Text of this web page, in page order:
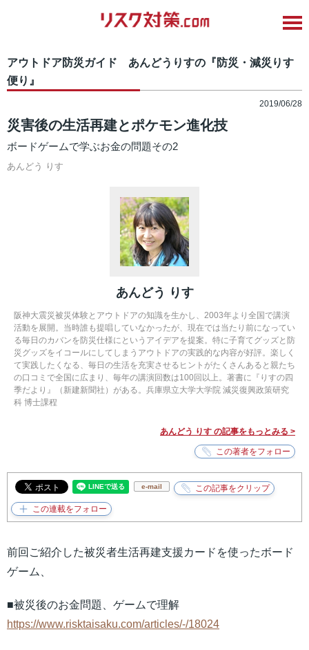
アウトドア防災ガイド あんどうりすの『防災・減災りす
便り』
2019/06/28
災害後の生活再建とポケモン進化技
ボードゲームで学ぶお金の問題その2
あんどう りす
あんどう りす
阪神大震災被災体験とアウトドアの知識を生かし、2003年より全国で講演
活動を展開。当時誰も提唱していなかったが、現在では当たり前になってい
る毎日のカバンを防災仕様にというアイデアを提案。特に子育てグッズと防
災グッズをイコールにしてしまうアウトドアの実践的な内容が好評。楽しく
て実践したくなる、毎日の生活を充実させるヒントがたくさんあると親たち
の口コミで全国に広まり、毎年の講演回数は100回以上。著書に『りすの四
季だより』（新建新聞社）がある。兵庫県立大学大学院 減災復興政策研究
科 博士課程
あんどう りす の記事をもっとみる >
e-mail
前回ご紹介した被災者生活再建支援カードを使ったボード
ゲーム、
■被災後のお金問題、ゲームで理解
https://www.risktaisaku.com/articles/-/18024